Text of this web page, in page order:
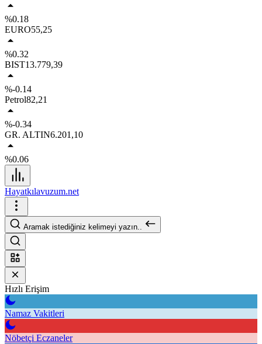
%0.18
EURO55,25
%0.32
BIST13.779,39
%-0.14
Petrol82,21
%-0.34
GR. ALTIN6.201,10
%0.06
Hayatkılavuzum.net
Aramak istediğiniz kelimeyi yazın..
Hızlı Erişim
Namaz Vakitleri
Nöbetçi Eczaneler